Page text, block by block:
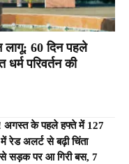
लागू: 60 दिन पहले
परिवर्तन की
अगस्त के पहले हफ्ते में 127
में रेड अलर्ट से बढ़ी चिंता
से सड़क पर आ गिरी बस, 7